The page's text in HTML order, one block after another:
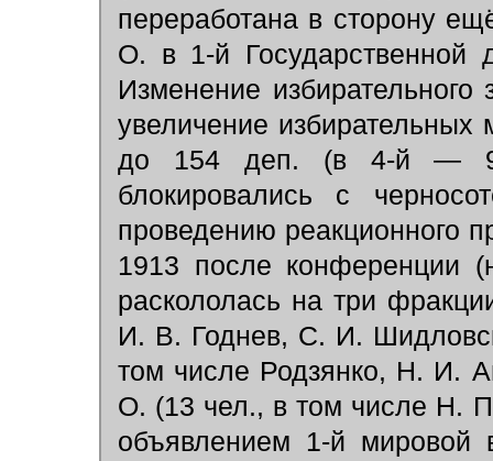
переработана в сторону
О. в 1-й
Изменение
увеличение
до 154 деп. (в 4-й —
блокировались с
проведению реакционного
1913 после конференции
раскололась на три
И. В. Годнев, С. И.
том числе Родзянко, Н. И.
О. (13 чел., в том числе Н.
объявлением 1-й